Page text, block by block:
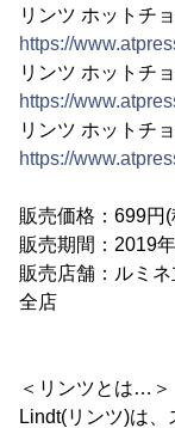
リンツ ホットチ
https://
リンツ ホットチ
https://
リンツ ホットチ
https://
販売価格：699円
販売期間：2019
販売店舗：ルミ
全店
＜リンツとは…＞
Lindt(リンツ)は